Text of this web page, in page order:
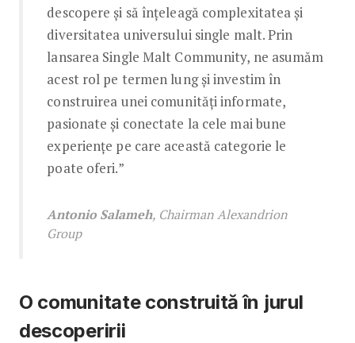
descopere și să înțeleagă complexitatea și
diversitatea universului single malt. Prin
lansarea Single Malt Community, ne asumăm
acest rol pe termen lung și investim în
construirea unei comunități informate,
pasionate și conectate la cele mai bune
experiențe pe care această categorie le
poate oferi.”
Antonio Salameh, Chairman Alexandrion
Group
O comunitate construită în jurul
descoperirii